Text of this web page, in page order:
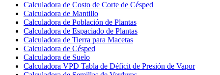
Calculadora de Costo de Corte de Césped
Calculadora de Mantillo
Calculadora de Población de Plantas
Calculadora de Espaciado de Plantas
Calculadora de Tierra para Macetas
Calculadora de Césped
Calculadora de Suelo
Calculadora VPD Tabla de Déficit de Presión de Vapor